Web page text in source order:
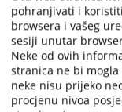
sprovođenja
u poslovima
preduzetnika
subjekata u sudski
o sprovodjenju
izvršnim sudskim
pohranjivati i
browsera i vašeg
sesiji unutar
Neke od ovih
stranica ne bi
neke nisu prijeko
procjenu nivoa